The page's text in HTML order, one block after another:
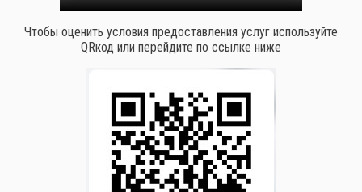
Чтобы оценить условия предоставления услуг используйте
QRкод или перейдите по ссылке ниже